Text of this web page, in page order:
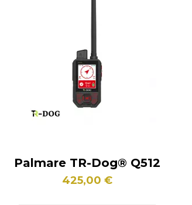
Palmare TR-Dog® Q512
425,00 €